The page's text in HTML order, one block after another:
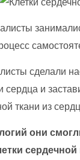
сделали
и
ткани из
они